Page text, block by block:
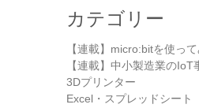
カテゴリー
【連載】micro:bitを使っ
【連載】中小製造業のIoT
3Dプリンター
Excel・スプレッドシート